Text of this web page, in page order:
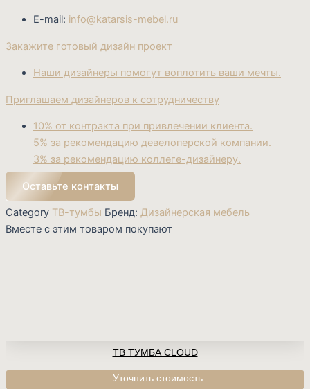
E-mail: info@katarsis-mebel.ru
Закажите готовый дизайн проект
Наши дизайнеры помогут воплотить ваши мечты.
Приглашаем дизайнеров к сотрудничеству
10% от контракта при привлечении клиента.
5% за рекомендацию девелоперской компании.
3% за рекомендацию коллеге-дизайнеру.
Оставьте контакты
Category ТВ-тумбы Бренд: Дизайнерская мебель
Вместе с этим товаром покупают
ТВ ТУМБА CLOUD